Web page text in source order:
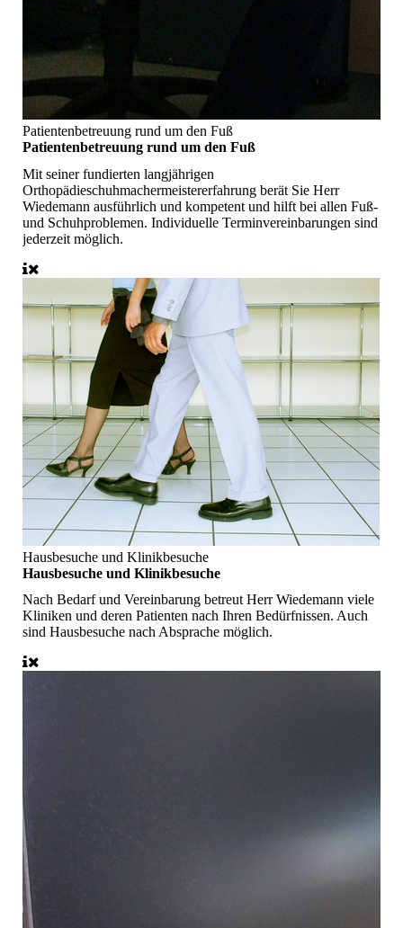
Patientenbetreuung rund um den Fuß
Patientenbetreuung rund um den Fuß
Mit seiner fundierten langjährigen
Orthopädieschuhmachermeistererfahrung berät Sie Herr
Wiedemann ausführlich und kompetent und hilft bei allen Fuß-
und Schuhproblemen. Individuelle Terminvereinbarungen sind
jederzeit möglich.
Hausbesuche und Klinikbesuche
Hausbesuche und Klinikbesuche
Nach Bedarf und Vereinbarung betreut Herr Wiedemann viele
Kliniken und deren Patienten nach Ihren Bedürfnissen. Auch
sind Hausbesuche nach Absprache möglich.